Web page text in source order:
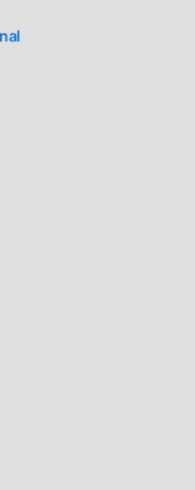
las modificaciones
ninguna tarifa y
gratuita.
Huawei con un solo
moddroid ahora!
de life , sus
gran cantidad de
una
potentes. Sólo
también es
los fanáticos